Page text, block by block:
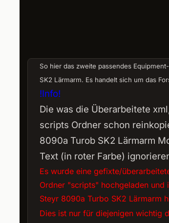
So hier das zweite passendes
SK2 Lärmarm. Es handelt sich um das
!Info!
Die was die Überarbeitete
scripts Ordner schon
8090a Turob SK2 Lärmarm
Text (in roter Farbe)
Es wurde eine gefixte/
Ordner "scripts" hochgeladen und
Steyr 8090a Turbo SK2 Lärmarm
Dies ist nur für diejenigen wichtig